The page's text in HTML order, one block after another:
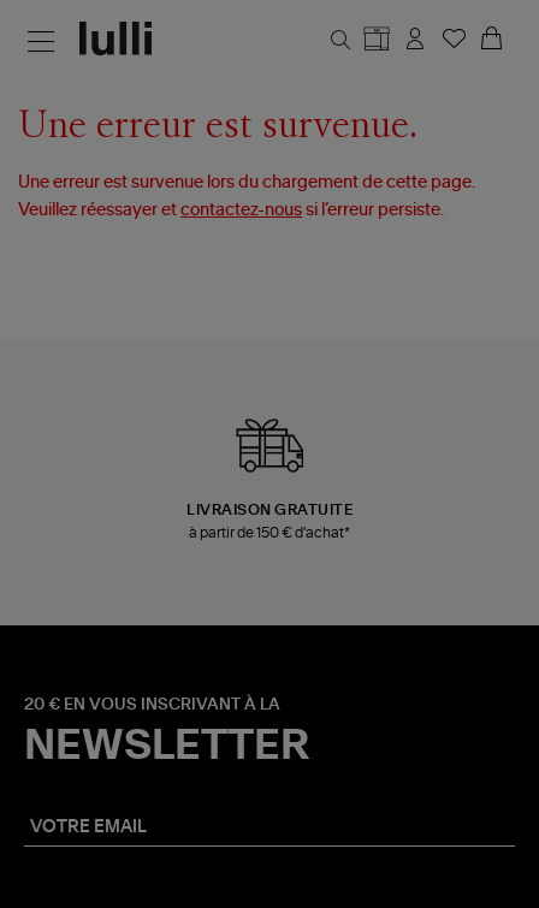
Une erreur est survenue.
Une erreur est survenue lors du chargement de cette page.
Veuillez réessayer etcontactez-nous si l’erreur persiste.
LIVRAISON GRATUITE
à partir de 150 € d'achat*
20 € EN VOUS INSCRIVANT À LA
NEWSLETTER